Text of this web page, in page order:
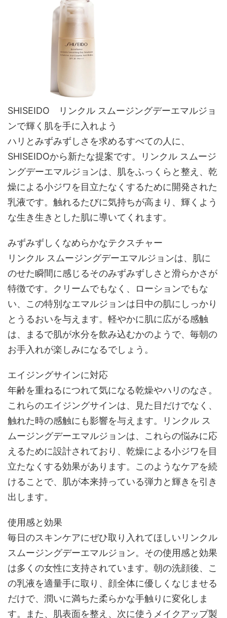
SHISEIDO リンクル スムージングデーエマルジョ
ンで輝く肌を手に入れよう
ハリとみずみずしさを求めるすべての人に、
SHISEIDOから新たな提案です。リンクル スムージ
ングデーエマルジョンは、肌をふっくらと整え、乾
燥による小ジワを目立たなくするために開発された
乳液です。触れるたびに気持ちが高まり、輝くよう
な生き生きとした肌に導いてくれます。
みずみずしくなめらかなテクスチャー
リンクル スムージングデーエマルジョンは、肌に
のせた瞬間に感じるそのみずみずしさと滑らかさが
特徴です。クリームでもなく、ローションでもな
い、この特別なエマルジョンは日中の肌にしっかり
とうるおいを与えます。軽やかに肌に広がる感触
は、まるで肌が水分を飲み込むかのようで、毎朝の
お手入れが楽しみになるでしょう。
エイジングサインに対応
年齢を重ねるにつれて気になる乾燥やハリのなさ。
これらのエイジングサインは、見た目だけでなく、
触れた時の感触にも影響を与えます。リンクル ス
ムージングデーエマルジョンは、これらの悩みに応
えるために設計されており、乾燥による小ジワを目
立たなくする効果があります。このようなケアを続
けることで、肌が本来持っている弾力と輝きを引き
出します。
使用感と効果
毎日のスキンケアにぜひ取り入れてほしいリンクル
スムージングデーエマルジョン。その使用感と効果
は多くの女性に支持されています。朝の洗顔後、こ
の乳液を適量手に取り、顔全体に優しくなじませる
だけで、潤いに満ちた柔らかな手触りに変化しま
す。また、肌表面を整え、次に使うメイクアップ製